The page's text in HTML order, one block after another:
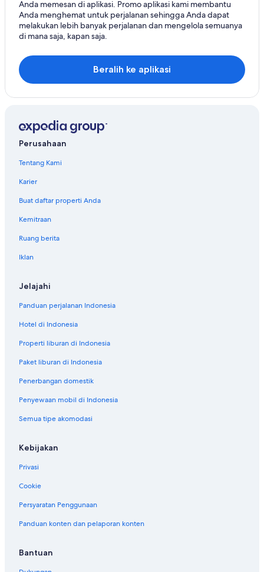
Anda memesan di aplikasi. Promo aplikasi kami membantu
Anda menghemat untuk perjalanan sehingga Anda dapat
melakukan lebih banyak perjalanan dan mengelola semuanya
di mana saja, kapan saja.
Beralih ke aplikasi
Perusahaan
Tentang Kami
Karier
Buat daftar properti Anda
Kemitraan
Ruang berita
Iklan
Jelajahi
Panduan perjalanan Indonesia
Hotel di Indonesia
Properti liburan di Indonesia
Paket liburan di Indonesia
Penerbangan domestik
Penyewaan mobil di Indonesia
Semua tipe akomodasi
Kebijakan
Privasi
Cookie
Persyaratan Penggunaan
Panduan konten dan pelaporan konten
Bantuan